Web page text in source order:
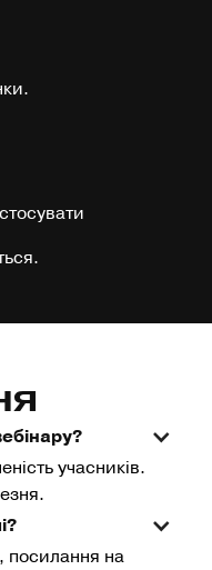
учасників.
посилання на